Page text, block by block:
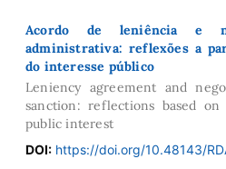
Acordo de leniência e
administrativa: reflexões a
do interesse público
Leniency agreement and
sanction: reflections based
public interest
DOI: https://doi.org/10.48143/